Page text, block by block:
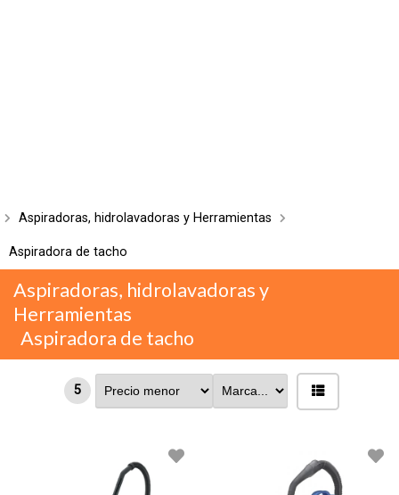
Aspiradoras, hidrolavadoras y Herramientas
Aspiradora de tacho
Aspiradoras, hidrolavadoras y
Herramientas
Aspiradora de tacho
5